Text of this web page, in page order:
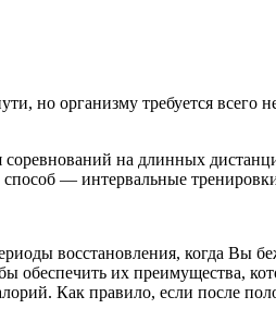
но организму требуется всего
на длинных
— интервальные
восстановления, когда Вы
обеспечить их преимущества,
Как правило, если после